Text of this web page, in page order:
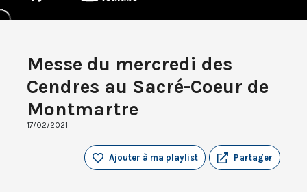
Messe du mercredi des
Cendres au Sacré-Coeur de
Montmartre
17/02/2021
Partager
Ajouter à ma playlist